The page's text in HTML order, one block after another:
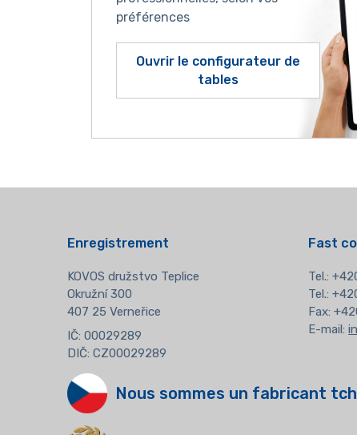
préférences
Ouvrir le configurateur de
tables
Enregistrement
KOVOS družstvo Teplice
Okružní 300
407 25 Verneřice
IČ: 00029289
DIČ: CZ00029289
Fast
Tel.:
Tel.:
Fax:
E-mail:
Nous sommes un fabricant